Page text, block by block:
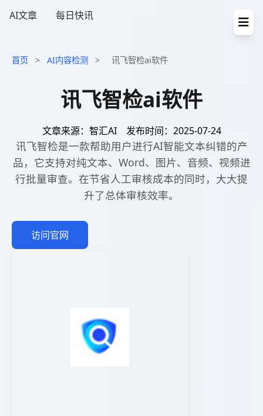
AI文章 每日快讯
首页 > AI内容检测 > 讯飞智检ai软件
讯飞智检ai软件
文章来源：智汇AI 发布时间：2025-07-24
讯飞智检是一款帮助用户进行AI智能文本纠错的产
品，它支持对纯文本、Word、图片、音频、视频进
行批量审查。在节省人工审核成本的同时，大大提
升了总体审核效率。
访问官网